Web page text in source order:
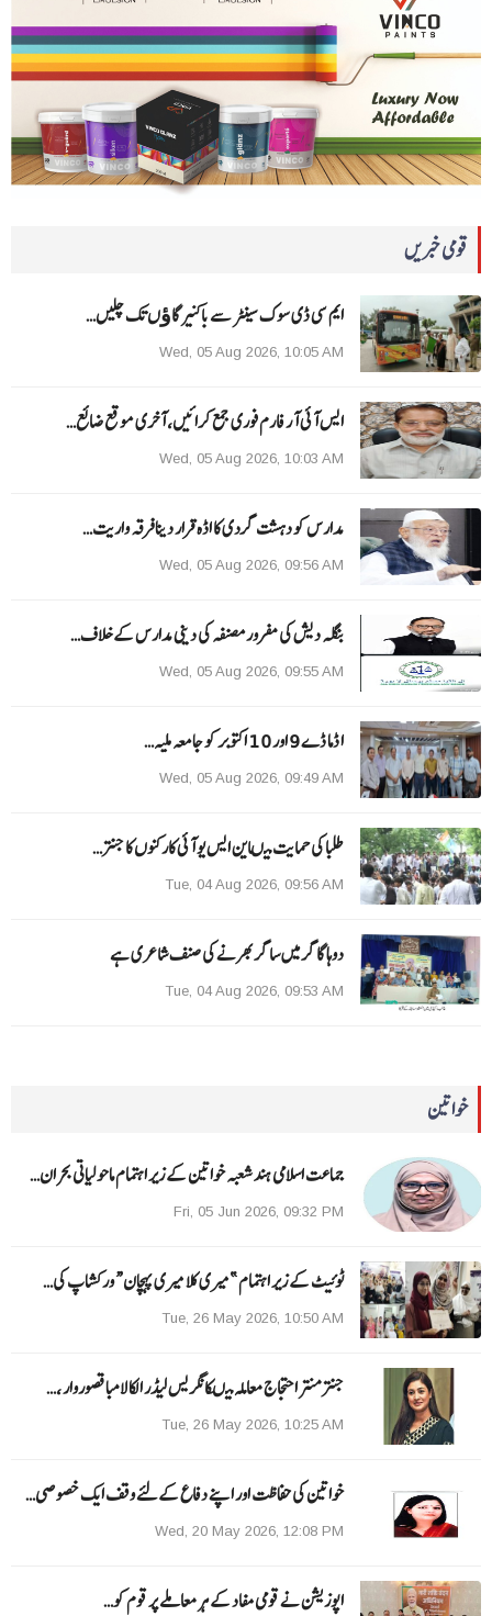
قومی خبریں
ایم سی ڈی سوک سینٹر سے باکنیر گاﺅں تک چلیں…
Wed, 05 Aug 2026, 10:05 AM
ایس آئی آر فارم فوری جمع کرائیں، آخری موقع ضائع…
Wed, 05 Aug 2026, 10:03 AM
مدارس کو دہشت گردی کا اڈہ قرار دینا فرقہ واریت…
Wed, 05 Aug 2026, 09:56 AM
بنگلہ دیش کی مفرور مصنفہ کی دینی مدارس کے خلاف…
Wed, 05 Aug 2026, 09:55 AM
ا ڈما ڈے 9 اور 10 اکتوبر کو جامعہ ملیہ…
Wed, 05 Aug 2026, 09:49 AM
طلبا کی حمایت میںاین ایس یو آئی کارکنوں کا جنتر…
Tue, 04 Aug 2026, 09:56 AM
دوہا گاگر میں ساگر بھرنے کی صنف شاعری ہے
Tue, 04 Aug 2026, 09:53 AM
خواتین
جماعت اسلامی ہند شعبہ خواتین کے زیر اہتمام ماحولیاتی بحران…
Fri, 05 Jun 2026, 09:32 PM
ٹوئیٹ کے زیر اہتمام ”میری کلا میری پہچان“ ورکشاپ کی…
Tue, 26 May 2026, 10:50 AM
جنتر منتر احتجاج معاملہ میںکانگریس لیڈر الکا لامبا قصوروار ،…
Tue, 26 May 2026, 10:25 AM
خواتین کی حفاظت اور اپنے دفاع کےلئے وقف ایک خصوصی…
Wed, 20 May 2026, 12:08 PM
اپوزیشن نے قومی مفاد کے ہر معاملے پر قوم کو…